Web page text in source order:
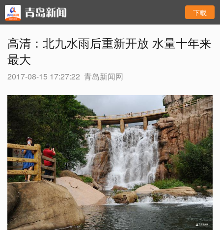
下载
高清：北九水雨后重新开放 水量十年来
最大
2017-08-15 17:27:22 青岛新闻网